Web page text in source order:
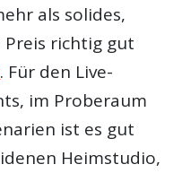
als solides,
Preis richtig gut
. Für den Live-
im Proberaum
ist es gut
Heimstudio,